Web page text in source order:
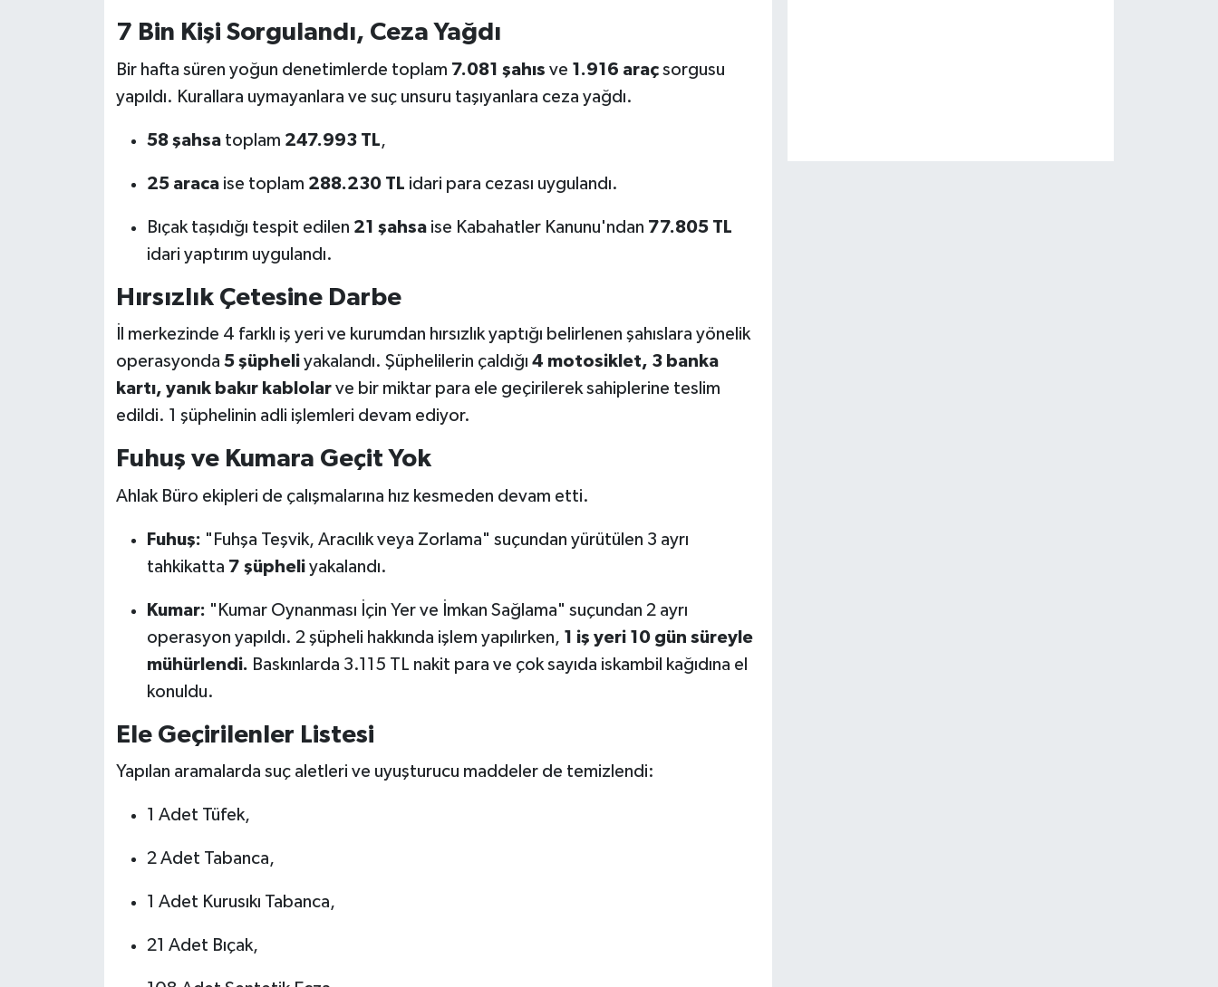
7 Bin Kişi Sorgulandı, Ceza Yağdı
Bir hafta süren yoğun denetimlerde toplam 7.081 şahıs ve 1.916 araçsorgusu
yapıldı. Kurallara uymayanlara ve suç unsuru taşıyanlara ceza yağdı.
58 şahsatoplam 247.993 TL,
25 aracaise toplam 288.230 TL idari para cezası uygulandı.
Bıçak taşıdığı tespit edilen 21 şahsaise Kabahatler Kanunu'ndan 77.805 TL
idari yaptırım uygulandı.
Hırsızlık Çetesine Darbe
İl merkezinde 4 farklı iş yeri ve kurumdan hırsızlık yaptığı belirlenen şahıslara yönelik
operasyonda 5 şüpheliyakalandı. Şüphelilerin çaldığı 4 motosiklet, 3 banka
kartı, yanık bakır kablolarve bir miktar para ele geçirilerek sahiplerine teslim
edildi. 1 şüphelinin adli işlemleri devam ediyor.
Fuhuş ve Kumara Geçit Yok
Ahlak Büro ekipleri de çalışmalarına hız kesmeden devam etti.
Fuhuş: "Fuhşa Teşvik, Aracılık veya Zorlama" suçundan yürütülen 3 ayrı
tahkikatta 7 şüpheliyakalandı.
Kumar: "Kumar Oynanması İçin Yer ve İmkan Sağlama" suçundan 2 ayrı
operasyon yapıldı. 2 şüpheli hakkında işlem yapılırken, 1 iş yeri 10 gün süreyle
mühürlendi. Baskınlarda 3.115 TL nakit para ve çok sayıda iskambil kağıdına el
konuldu.
Ele Geçirilenler Listesi
Yapılan aramalarda suç aletleri ve uyuşturucu maddeler de temizlendi:
1 Adet Tüfek,
2 Adet Tabanca,
1 Adet Kurusıkı Tabanca,
21 Adet Bıçak,